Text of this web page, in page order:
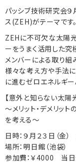
パッシブ技術研究会
ス(ZEH)がテーマです。
ZEHに不可欠な太陽
ーをうまく活用した
メンバーによる取り組
様々な考え方や手法
に進むゼロエネルギ
【意外と知らない太陽
～メリット・デメリッ
を考える～
日時：９月２３日（金
場所：明日館（池袋）
参加費：￥4000 当